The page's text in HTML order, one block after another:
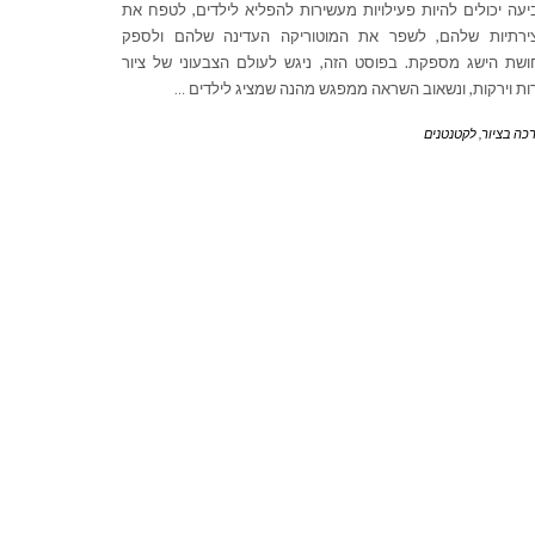
יכולים להיות פעילויות מעשירות להפליא לילדים, לטפח את
שלהם, לשפר את המוטוריקה העדינה שלהם ולספק
הישג מספקת. בפוסט הזה, ניגש לעולם הצבעוני של ציור
וירקות, ונשאוב השראה ממפגש מהנה שמציג לילדים …
בציור לקטנטנים